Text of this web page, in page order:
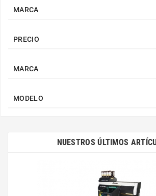
MARCA
PRECIO
MARCA
MODELO
NUESTROS ÚLTIMOS